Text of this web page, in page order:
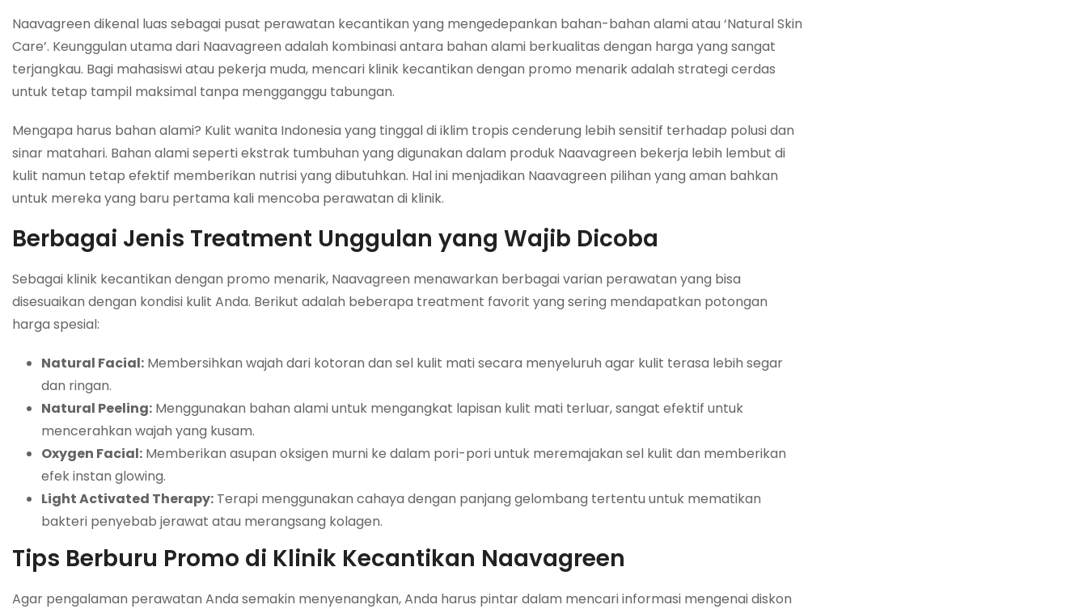
Naavagreen dikenal luas sebagai pusat perawatan kecantikan yang mengedepankan bahan-bahan alami atau ‘Natural Skin
Care’. Keunggulan utama dari Naavagreen adalah kombinasi antara bahan alami berkualitas dengan harga yang sangat
terjangkau. Bagi mahasiswi atau pekerja muda, mencari klinik kecantikan dengan promo menarik adalah strategi cerdas
untuk tetap tampil maksimal tanpa mengganggu tabungan.
Mengapa harus bahan alami? Kulit wanita Indonesia yang tinggal di iklim tropis cenderung lebih sensitif terhadap polusi dan
sinar matahari. Bahan alami seperti ekstrak tumbuhan yang digunakan dalam produk Naavagreen bekerja lebih lembut di
kulit namun tetap efektif memberikan nutrisi yang dibutuhkan. Hal ini menjadikan Naavagreen pilihan yang aman bahkan
untuk mereka yang baru pertama kali mencoba perawatan di klinik.
Berbagai Jenis Treatment Unggulan yang Wajib Dicoba
Sebagai klinik kecantikan dengan promo menarik, Naavagreen menawarkan berbagai varian perawatan yang bisa
disesuaikan dengan kondisi kulit Anda. Berikut adalah beberapa treatment favorit yang sering mendapatkan potongan
harga spesial:
Natural Facial: Membersihkan wajah dari kotoran dan sel kulit mati secara menyeluruh agar kulit terasa lebih segar
dan ringan.
Natural Peeling: Menggunakan bahan alami untuk mengangkat lapisan kulit mati terluar, sangat efektif untuk
mencerahkan wajah yang kusam.
Oxygen Facial: Memberikan asupan oksigen murni ke dalam pori-pori untuk meremajakan sel kulit dan memberikan
efek instan glowing.
Light Activated Therapy: Terapi menggunakan cahaya dengan panjang gelombang tertentu untuk mematikan
bakteri penyebab jerawat atau merangsang kolagen.
Tips Berburu Promo di Klinik Kecantikan Naavagreen
Agar pengalaman perawatan Anda semakin menyenangkan, Anda harus pintar dalam mencari informasi mengenai diskon